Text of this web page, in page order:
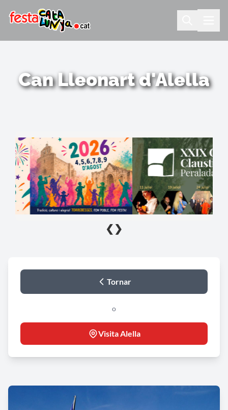
Can Lleonart d'Alella
❮ ❯
Tornar
o
Visita Alella